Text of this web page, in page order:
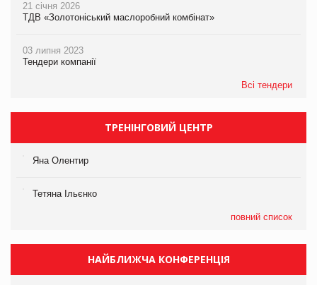
21 січня 2026
ТДВ «Золотоніський маслоробний комбінат»
03 липня 2023
Тендери компанії
Всі тендери
ТРЕНІНГОВИЙ ЦЕНТР
Яна Олентир
Тетяна Ільєнко
повний список
НАЙБЛИЖЧА КОНФЕРЕНЦІЯ